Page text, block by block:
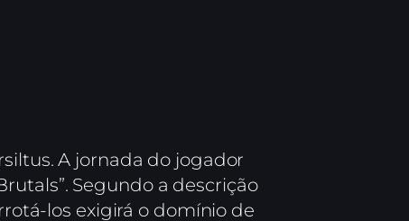
A jornada do jogador
Segundo a descrição
los exigirá o domínio de